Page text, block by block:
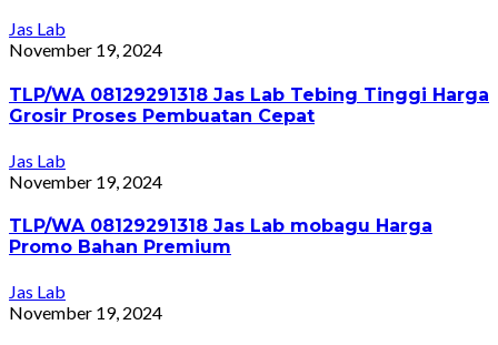
Jas Lab
November 19, 2024
TLP/WA 08129291318 Jas Lab Tebing Tinggi Harga
Grosir Proses Pembuatan Cepat
Jas Lab
November 19, 2024
TLP/WA 08129291318 Jas Lab mobagu Harga
Promo Bahan Premium
Jas Lab
November 19, 2024